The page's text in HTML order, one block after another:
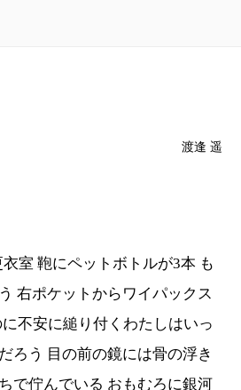
渡逢 遥
室 鞄にペットボトルが3本 も
右ポケットからワイパックス
不安に縋り付くわたしはいっ
ろう 目の前の鏡には骨の浮き
で佇んでいる おもむろに銀河